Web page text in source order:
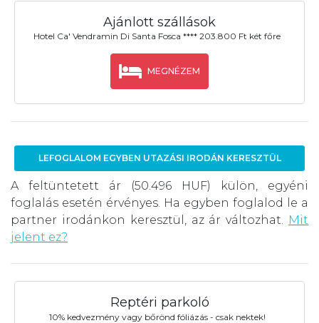
Ajánlott szállások
Hotel Ca' Vendramin Di Santa Fosca **** 203.800 Ft két főre
MEGNÉZEM
LEFOGLALOM EGYBEN UTAZÁSI IRODÁN KERESZTÜL
A feltüntetett ár (50.496 HUF) külön, egyéni
foglalás esetén érvényes. Ha egyben foglalod le a
partner irodánkon keresztül, az ár változhat. Mit
jelent ez?
Reptéri parkoló
10% kedvezmény vagy bőrönd fóliázás - csak nektek!